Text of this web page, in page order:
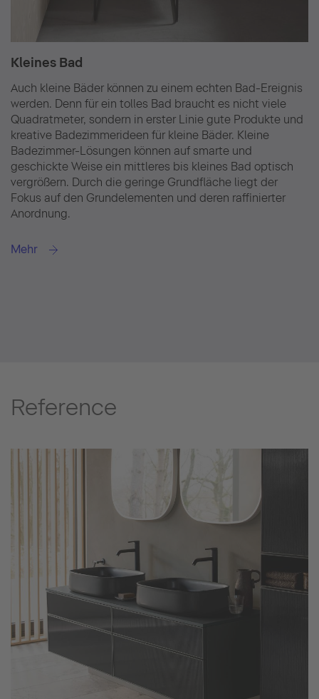
Kleines Bad
Auch kleine Bäder können zu einem echten Bad-Ereignis
werden. Denn für ein tolles Bad braucht es nicht viele
Quadratmeter, sondern in erster Linie gute Produkte und
kreative Badezimmerideen für kleine Bäder. Kleine
Badezimmer-Lösungen können auf smarte und
geschickte Weise ein mittleres bis kleines Bad optisch
vergrößern. Durch die geringe Grundfläche liegt der
Fokus auf den Grundelementen und deren raffinierter
Anordnung.
Mehr
Reference